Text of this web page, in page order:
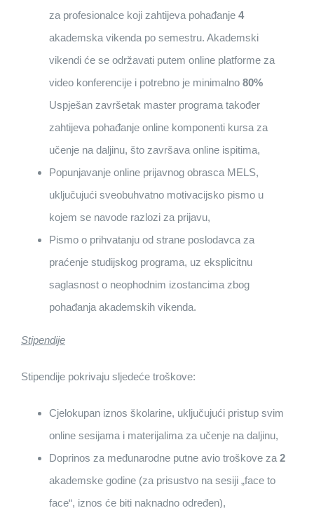
za profesionalce koji zahtijeva pohađanje 4
akademska vikenda po semestru. Akademski
vikendi će se održavati putem online platforme za
video konferencije i potrebno je minimalno 80%
Uspješan završetak master programa također
zahtijeva pohađanje online komponenti kursa za
učenje na daljinu, što završava online ispitima,
Popunjavanje online prijavnog obrasca MELS,
uključujući sveobuhvatno motivacijsko pismo u
kojem se navode razlozi za prijavu,
Pismo o prihvatanju od strane poslodavca za
praćenje studijskog programa, uz eksplicitnu
saglasnost o neophodnim izostancima zbog
pohađanja akademskih vikenda.
Stipendije
Stipendije pokrivaju sljedeće troškove:
Cjelokupan iznos školarine, uključujući pristup svim
online sesijama i materijalima za učenje na daljinu,
Doprinos za međunarodne putne avio troškove za 2
akademske godine (za prisustvo na sesiji „face to
face“, iznos će biti naknadno određen),